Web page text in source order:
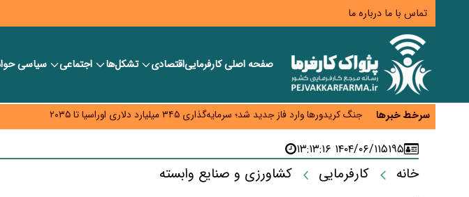
تماس با ما درباره ما
صفحه اصلیکارفرماییاقتصادی تشکل‌ها اجتماعی سیاسی
سرخط خبرها
زائران اربعین نگران ارز باقی‌مانده نباشند؛ خرید دینار در بانک‌ها و صرافی‌ها
جنگ کریدورها وارد فاز جدید شد؛ سرمایه‌گذاری ۳۴۵ میلیارد دلاری اوراسیا تا ۲۰۳۵
پارادوکس اینترنت در ایران؛ مصرف‌کننده بیشتر می‌پردازد، شبکه کمتر توسعه می‌یابد
تأمین سرمایه در گردش بدون خلق نقدینگی؛ نقش جدید سیاست‌های مالیاتی در حمایت از تولید
معمای تأمین ۸۰ همت معوقات بازنشستگان؛ بانک رفاه وارد میدان شد
۵۱۹۵۱۴۰۴/۰۶/۱۱ ۱۳:۱۳:۱۶
خانه کارفرمایی کشاورزی و صنایع وابسته